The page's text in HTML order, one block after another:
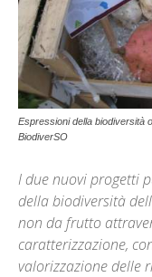
Espressioni della biodiversità
BiodiverSO
I due nuovi progetti
della biodiversità
non da frutto
caratterizzazione,
valorizzazione delle